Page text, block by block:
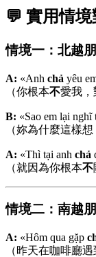
💬 實用情
情境一：北越
A: «Anh chả yêu
（你根本不愛我，
B: «Sao em lại nghĩ
（妳為什麼這樣
A: «Thì tại anh chả
（就因為你根本不
情境二：南越
A: «Hôm qua gặp
（昨天在咖啡廳遇